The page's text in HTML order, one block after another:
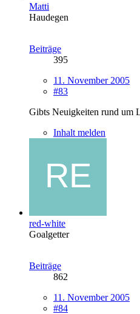
Matti
Haudegen
Beiträge
395
11. November 2005
#83
Gibts Neuigkeiten rund um
Inhalt melden
red-white
Goalgetter
Beiträge
862
11. November 2005
#84